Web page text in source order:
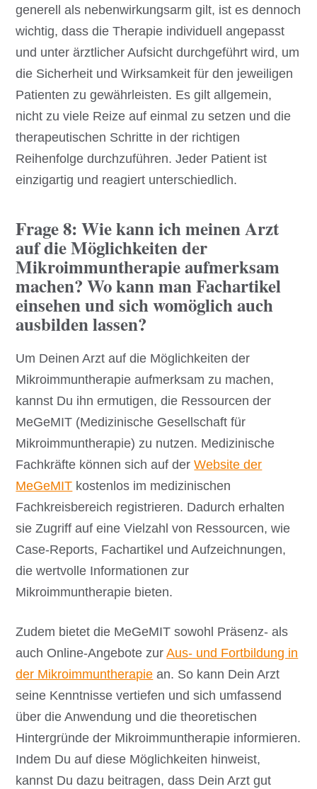
generell als nebenwirkungsarm gilt, ist es dennoch
wichtig, dass die Therapie individuell angepasst
und unter ärztlicher Aufsicht durchgeführt wird, um
die Sicherheit und Wirksamkeit für den jeweiligen
Patienten zu gewährleisten. Es gilt allgemein,
nicht zu viele Reize auf einmal zu setzen und die
therapeutischen Schritte in der richtigen
Reihenfolge durchzuführen. Jeder Patient ist
einzigartig und reagiert unterschiedlich.
Frage 8: Wie kann ich meinen Arzt
auf die Möglichkeiten der
Mikroimmuntherapie aufmerksam
machen? Wo kann man Fachartikel
einsehen und sich womöglich auch
ausbilden lassen?
Um Deinen Arzt auf die Möglichkeiten der
Mikroimmuntherapie aufmerksam zu machen,
kannst Du ihn ermutigen, die Ressourcen der
MeGeMIT (Medizinische Gesellschaft für
Mikroimmuntherapie) zu nutzen. Medizinische
Fachkräfte können sich auf derWebsite der
MeGeMIT kostenlos im medizinischen
Fachkreisbereich registrieren. Dadurch erhalten
sie Zugriff auf eine Vielzahl von Ressourcen, wie
Case-Reports, Fachartikel und Aufzeichnungen,
die wertvolle Informationen zur
Mikroimmuntherapie bieten.
Zudem bietet die MeGeMIT sowohl Präsenz- als
auch Online-Angebote zurAus- und Fortbildung in
der Mikroimmuntherapie an. So kann Dein Arzt
seine Kenntnisse vertiefen und sich umfassend
über die Anwendung und die theoretischen
Hintergründe der Mikroimmuntherapie informieren.
Indem Du auf diese Möglichkeiten hinweist,
kannst Du dazu beitragen, dass Dein Arzt gut